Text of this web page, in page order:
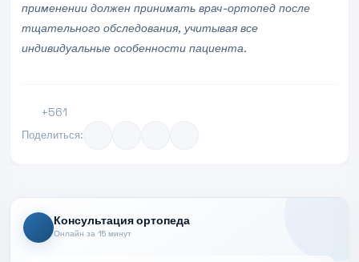
применении должен принимать врач-ортопед после
тщательного обследования, учитывая все
индивидуальные особенности пациента.
+561
Поделиться:
Консультация ортопеда
Онлайн за 15 минут